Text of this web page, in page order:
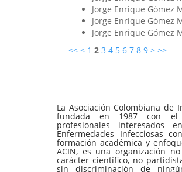
Jorge Enrique Gómez
Jorge Enrique Gómez
Jorge Enrique Gómez
<< < 1 2 3 4 5 6 7 8 9 > >>
La Asociación Colombiana de
fundada en 1987 con
profesionales
Enfermedades Infecciosas
formación académica y
ACIN, es una organización
carácter científico, no
sin discriminación de